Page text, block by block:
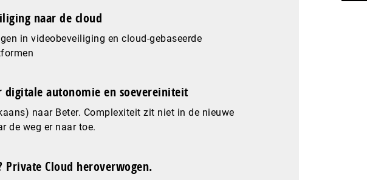
naar de cloud
in videobeveiliging en cloud-gebaseerde
digitale autonomie en soevereiniteit
naar Beter. Complexiteit zit niet in de nieuwe
de weg er naar toe.
Private Cloud heroverwogen.